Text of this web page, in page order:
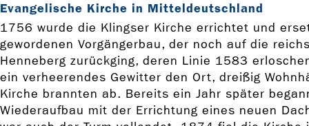
Evangelische Kirche in Mitteldeutschland
1756 wurde die Klingser Kirche errichtet und
gewordenen Vorgängerbau, der noch auf die
Henneberg zurückging, deren Linie 1583
ein verheerendes Gewitter den Ort, dreißig
Kirche brannten ab. Bereits ein Jahr später
Wiederaufbau mit der Errichtung eines neuen